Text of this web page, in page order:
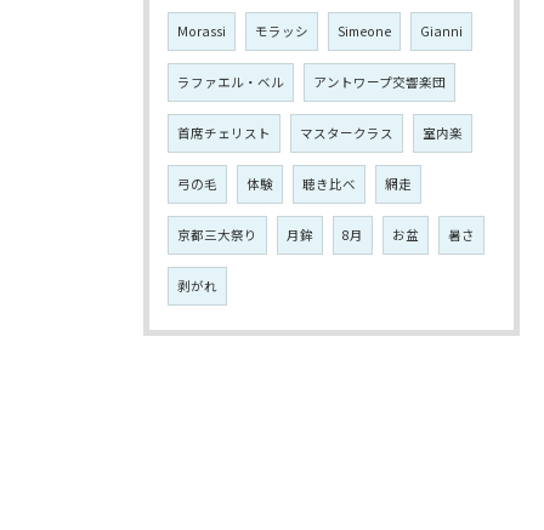
Morassi モラッシ Simeone Gianni
ラファエル・ベル アントワープ交響楽団
首席チェリスト マスタークラス 室内楽
弓の毛 体験 聴き比べ 網走
京都三大祭り 月鉾 8月 お盆 暑さ
剥がれ